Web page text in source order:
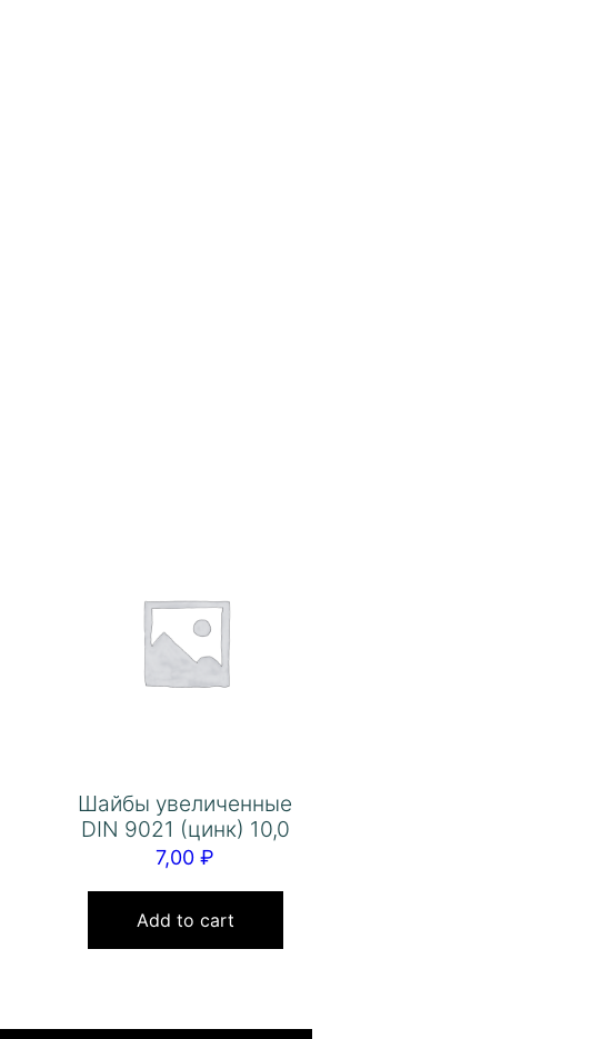
Шайбы увеличенные
DIN 9021 (цинк) 10,0
7,00₽
Add to cart